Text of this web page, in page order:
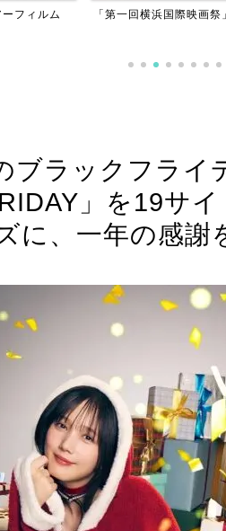
画祭」
ブラックフライ
」を19サ
に、一年の感謝